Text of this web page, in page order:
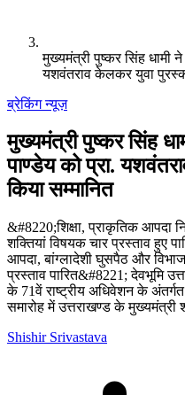
मुख्यमंत्री पुष्कर सिंह धामी
यशवंतराव केलकर युवा
ब्रेकिंग न्यूज़
मुख्यमंत्री पुष्कर सिंह
पाण्डेय को प्रा.
किया सम्मानित
&#8220;शिक्षा, प्राकृतिक आपदा
शक्तियां विषयक चार प्रस्ताव हुए
आपदा, बांग्लादेशी घुसपैठ और
प्रस्ताव पारित&#8221; देवभूमि
के 71वें राष्ट्रीय अधिवेशन के
समारोह में उत्तराखण्ड के मुख्यमंत्री
Shishir Srivastava